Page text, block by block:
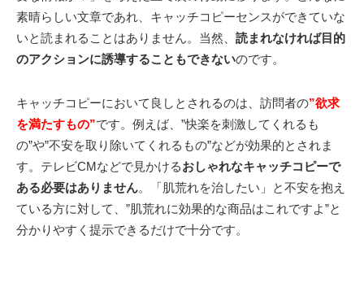
素晴らしい文章であれ、キャッチコピーセンスができていな
いと読まれることはありません。当然、 読まれなければ目的
のアクションに誘導することもできないのです。
キャッチコピーにおいて良しとされるのは、訪問者の”欲求
を満たすもの”です。例えば、”快楽を刺激してくれるも
の”や”不安を取り除いてくれるもの”などが効果的とされま
す。テレビCMなどで見かけるおしゃれなキャッチコピーで
ある必要はありません。「肌荒れを治したい」と不安を抱え
ている方に対して、”肌荒れに効果的な商品はこれですよ”と
分かりやすく提示できるだけで十分です。